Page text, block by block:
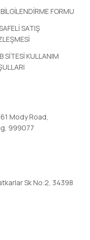
FORMU
SATIŞ
SİTESİ KULLANIM
Mody Road,
999077
Sk No:2, 34398